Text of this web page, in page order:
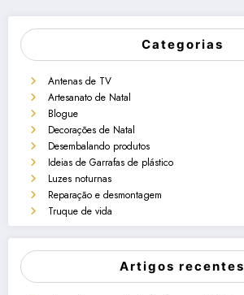
Categorias
Antenas de TV
Artesanato de Natal
Blogue
Decorações de Natal
Desembalando produtos
Ideias de Garrafas de plástico
Luzes noturnas
Reparação e desmontagem
Truque de vida
Artigos recentes